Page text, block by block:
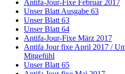
Antifa-Jour-Fixe Februar 2017
Unser Blatt Ausgabe 63
Unser Blatt 63
Unser Blatt 64
Antifa-Jour-Fixe März 2017
Antifa Jour fixe April 2017 /
Mitgefühl
Unser Blatt 65